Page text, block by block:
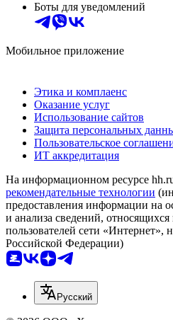
Боты для уведомлений
Мобильное приложение
Этика и комплаенс
Оказание услуг
Использование сайтов
Защита персональных
Пользовательское
ИТ аккредитация
На информационном ресурсе
рекомендательные технологии
предоставления информации на
и анализа сведений,
пользователей сети «Интернет»,
Российской Федерации)
Русский